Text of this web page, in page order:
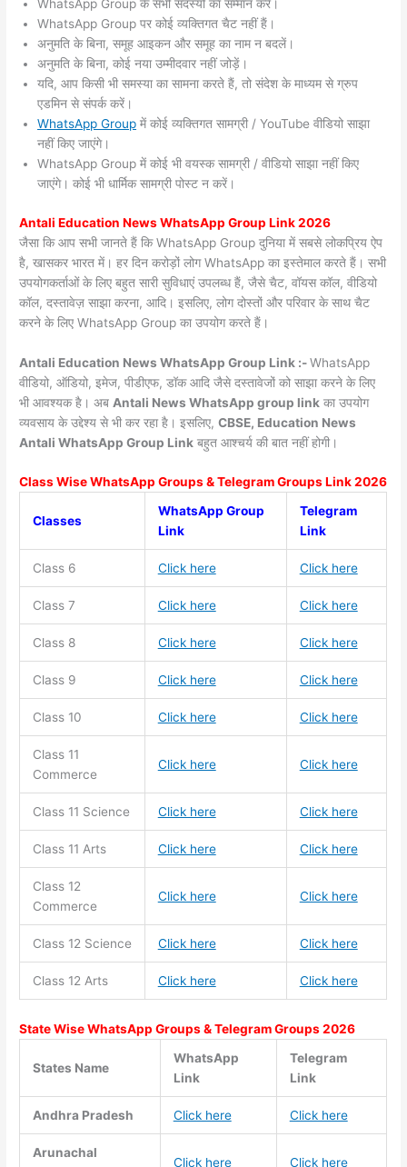
WhatsApp Group के सभी सदस्यों का सम्मान करें।
WhatsApp Group पर कोई व्यक्तिगत चैट नहीं हैं।
अनुमति के बिना, समूह आइकन और समूह का नाम न बदलें।
अनुमति के बिना, कोई नया उम्मीदवार नहीं जोड़ें।
यदि, आप किसी भी समस्या का सामना करते हैं, तो संदेश के माध्यम से ग्रुप
एडमिन से संपर्क करें।
WhatsApp Group में कोई व्यक्तिगत सामग्री / YouTube वीडियो साझा
नहीं किए जाएंगे।
WhatsApp Group में कोई भी वयस्क सामग्री / वीडियो साझा नहीं किए
जाएंगे। कोई भी धार्मिक सामग्री पोस्ट न करें।
AntaliEducation News WhatsApp Group Link 2026
जैसा कि आप सभी जानते हैं कि WhatsApp Group दुनिया में सबसे लोकप्रिय ऐप
है, खासकर भारत में। हर दिन करोड़ों लोग WhatsApp का इस्तेमाल करते हैं। सभी
उपयोगकर्ताओं के लिए बहुत सारी सुविधाएं उपलब्ध हैं, जैसे चैट, वॉयस कॉल, वीडियो
कॉल, दस्तावेज़ साझा करना, आदि। इसलिए, लोग दोस्तों और परिवार के साथ चैट
करने के लिए WhatsApp Group का उपयोग करते हैं।
Antali Education News WhatsApp Group Link :-WhatsApp
वीडियो, ऑडियो, इमेज, पीडीएफ, डॉक आदि जैसे दस्तावेजों को साझा करने के लिए
भी आवश्यक है। अब Antali NewsWhatsApp group link का उपयोग
व्यवसाय के उद्देश्य से भी कर रहा है। इसलिए,CBSE, Education News
Antali WhatsApp Group Link बहुत आश्चर्य की बात नहीं होगी।
Class Wise WhatsApp Groups & Telegram Groups Link 2026
Classes
WhatsApp Group
Link
Telegram
Link
Class 6 Click here Click here
Class 7 Click here Click here
Class 8 Click here Click here
Class 9 Click here Click here
Class 10 Click here Click here
Class 11
Commerce
Click here Click here
Class 11 Science Click here Click here
Class 11 Arts Click here Click here
Class 12
Commerce
Click here Click here
Class 12 Science Click here Click here
Class 12 Arts Click here Click here
State Wise WhatsApp Groups & Telegram Groups 2026
States Name
WhatsApp
Link
Telegram
Link
Andhra Pradesh Click here Click here
Arunachal
Click here Click here